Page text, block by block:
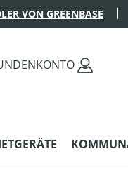
VON GREENBASE